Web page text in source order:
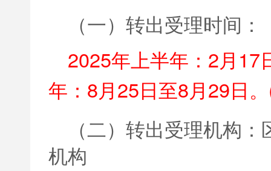
（一）转出受理时间：
2025年上半年：2月17
年：8月25日至8月29日
（二）转出受理机构
机构